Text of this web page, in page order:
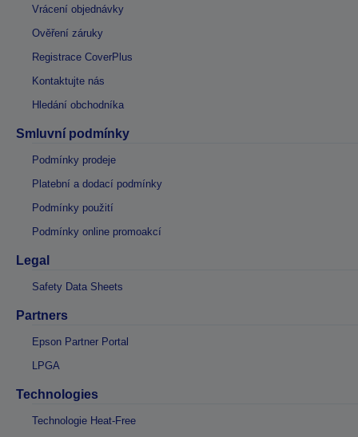
Vrácení objednávky
Ověření záruky
Registrace CoverPlus
Kontaktujte nás
Hledání obchodníka
Smluvní podmínky
Podmínky prodeje
Platební a dodací podmínky
Podmínky použití
Podmínky online promoakcí
Legal
Safety Data Sheets
Partners
Epson Partner Portal
LPGA
Technologies
Technologie Heat-Free